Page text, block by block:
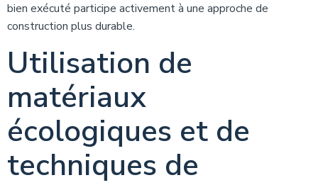
bien exécuté participe activement à une approche de
construction plus durable.
Utilisation de
matériaux
écologiques et de
techniques de